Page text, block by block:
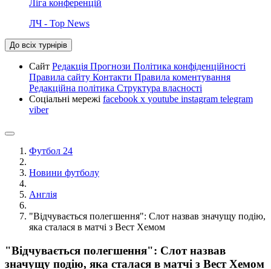
Ліга конференцій
ЛЧ - Top News
До всіх турнірів
Сайт Редакція Прогнози Політика конфіденційності
Правила сайту Контакти Правила коментування
Редакційна політика Структура власності
Соціальні мережі facebook x youtube instagram telegram
viber
Футбол 24
Новини футболу
Англія
"Відчувається полегшення": Слот назвав значущу подію,
яка сталася в матчі з Вест Хемом
"Відчувається полегшення": Слот назвав
значущу подію, яка сталася в матчі з Вест Хемом